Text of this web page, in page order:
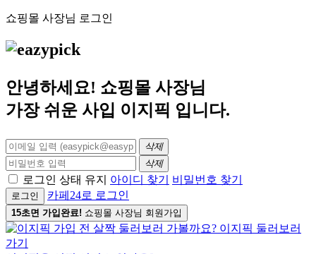
쇼핑몰 사장님 로그인
안녕하세요! 쇼핑몰 사장님
가장 쉬운 사입 이지픽 입니다.
삭제
삭제
로그인 상태 유지 아이디 찾기 비밀번호 찾기
로그인 카페24로 로그인
15초면 가입완료! 쇼핑몰 사장님 회원가입